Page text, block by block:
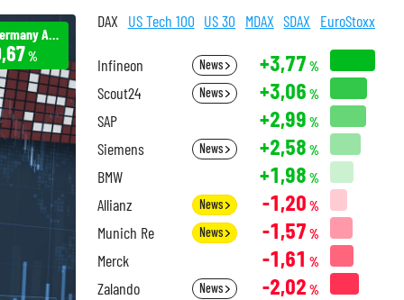
Einhell Germany AG -/PERP
%
DAX US Tech 100 US 30 MDAX SDAX EuroStoxx
Infineon News +3,77 %
Scout24 News +3,06 %
SAP +2,99 %
Siemens News +2,58 %
BMW +1,98 %
Allianz News -1,20 %
Munich Re News -1,57 %
Merck -1,61 %
Zalando News -2,02 %